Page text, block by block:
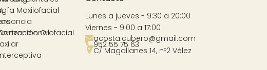
Maxilofacial
Orofacial
Lunes a jueves - 9:30 a 20:00
Viernes - 9:00 a 17:00
acosta.cubero@gmail.com
952 55 75 63
C/ Magallanes 14, nº2 Vélez